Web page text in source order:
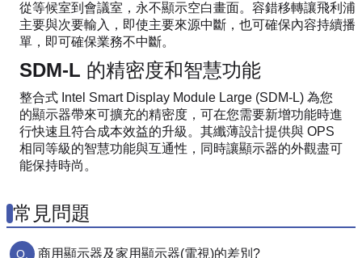
從等候室到會議室，永不顯示空白畫面。容錯移轉讓飛利浦
主要與次要輸入，即使主要來源中斷，也可確保內容持續播
單，即可確保業務不中斷。
SDM-L 的精密度和智慧功能
整合式 Intel Smart Display Module Large (SDM-L) 為您
的顯示器帶來可擴充的精密度，可在您需要新增功能時進
行快速且符合成本效益的升級。其纖薄設計提供與 OPS
相同等級的智慧功能與互通性，同時讓顯示器的外觀盡可
能保持時尚。
常見問題
商用顯示器及家用顯示器(電視)的差別?